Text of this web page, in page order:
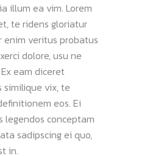
illum ea vim. Lorem
te ridens gloriatur
enim veritus probatus
dolore, usu ne
eam diceret
similique vix, te
eos. Ei
legendos conceptam
sadipscing ei quo,
in.